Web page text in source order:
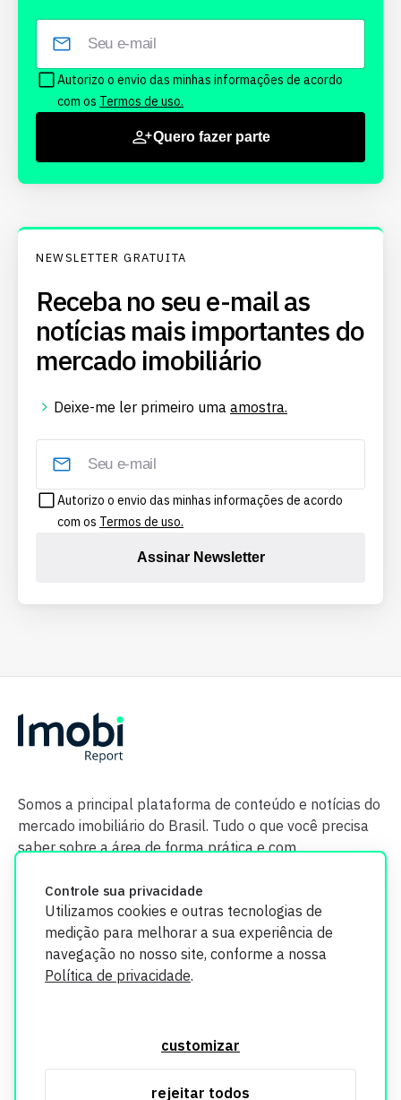
Controle sua privacidade
Utilizamos cookies e outras tecnologias de
medição para melhorar a sua experiência de
navegação no nosso site, conforme a nossa
Política de privacidade.
customizar
rejeitar todos
Autorizo o envio das minhas informações de acordo
com os Termos de uso.
Quero fazer parte
NEWSLETTER GRATUITA
Receba no seu e-mail as
notícias mais importantes do
mercado imobiliário
Deixe-me ler primeiro uma amostra.
Autorizo o envio das minhas informações de acordo
com os Termos de uso.
Assinar Newsletter
Somos a principal plataforma de conteúdo e notícias do
mercado imobiliário do Brasil. Tudo o que você precisa
saber sobre a área de forma prática e com
segurança. Todos os dados coletados em nosso site são
utilizados exclusivamente para fins de aprimoramento de
informações, consulte nossa Política de Privacidade.